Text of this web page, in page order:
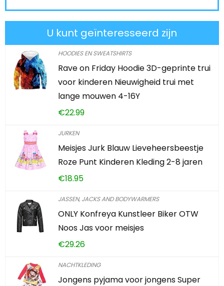
U kunt geïnteresseerd zijn
HOODIES EN SWEATSHIRTS
Rave on Friday Hoodie 3D-geprinte trui
voor kinderen Nieuwigheid trui met
lange mouwen 4-16Y
€22.99
JURKEN
Meisjes Jurk Blauw Lieveheersbeestje
Roze Punt Kinderen Kleding 2-8 jaren
€18.95
JASSEN, JACKS AND BODYWARMERS
ONLY Konfreya Kunstleer Biker OTW
Noos Jas voor meisjes
€29.26
NACHTKLEDING
Jongens pyjama voor jongens Super